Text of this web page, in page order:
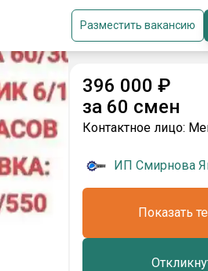
Разместить вакансию
396 000 ₽
за 60 смен
Контактное лицо:
ИП Смирнова
Показать